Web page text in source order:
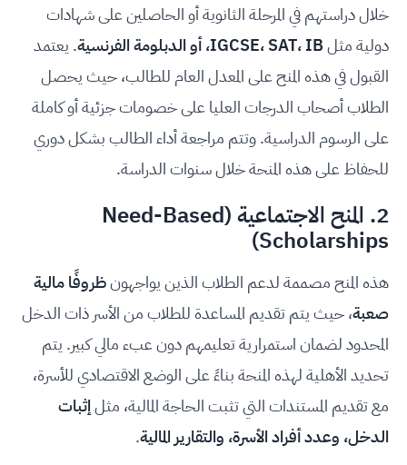
خلال دراستهم في المرحلة الثانوية أو الحاصلين على شهادات
دولية مثلIGCSE، SAT، IB، أو الدبلومة الفرنسية
. يعتمد
القبول في هذه المنح على المعدل العام للطالب، حيث يحصل
الطلاب أصحاب الدرجات العليا على خصومات جزئية أو كاملة
على الرسوم الدراسية. وتتم مراجعة أداء الطالب بشكل دوري
للحفاظ على هذه المنحة خلال سنوات الدراسة.
2. المنح الاجتماعية (Need-Based
Scholarships)
هذه المنح مصممة لدعم الطلاب الذين يواجهونظروفًا مالية
صعبة، حيث يتم تقديم المساعدة للطلاب من الأسر ذات الدخل
المحدود لضمان استمرارية تعليمهم دون عبء مالي كبير. يتم
تحديد الأهلية لهذه المنحة بناءً على الوضع الاقتصادي للأسرة،
مع تقديم المستندات التي تثبت الحاجة المالية، مثلإثبات
الدخل، وعدد أفراد الأسرة، والتقارير المالية.